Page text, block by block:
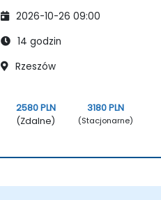
produktywność
2026-10-26 09:00
14 godzin
Rzeszów
2580 PLN
(Zdalne)
3180 PLN
(Stacjonarne)